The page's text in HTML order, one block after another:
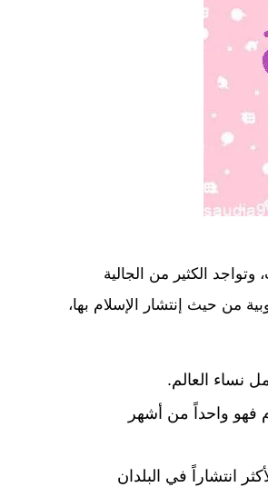
الكثير من الجالية
من حيث إنتشار الإسلام بها،
نساء العالم.
فهو واحداً من أشهر
انتشاراً في البلدان